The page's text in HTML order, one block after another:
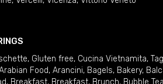
, Gluten free, Cucina Vietnamita,
Food, Arancini, Bagels, Bakery,
, Breakfast, Breakfast, Brunch, Bubble Tea